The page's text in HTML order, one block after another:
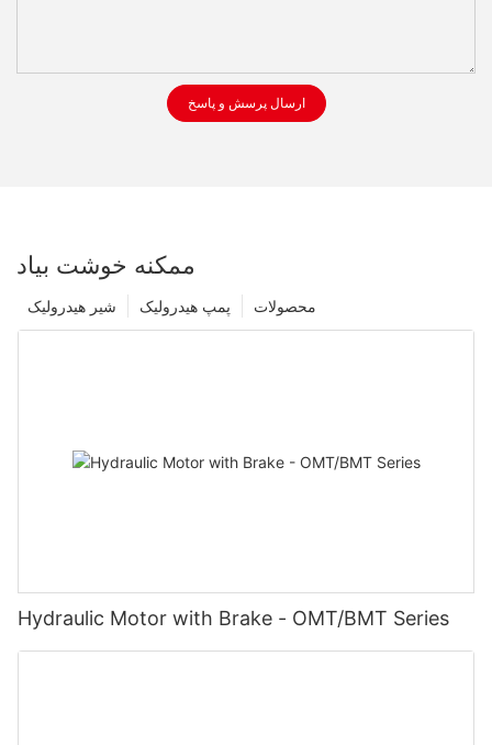
ارسال پرسش و پاسخ
ممکنه خوشت بیاد
محصولات پمپ هیدرولیک شیر هیدرولیک
Hydraulic Motor with Brake - OMT/BMT Series